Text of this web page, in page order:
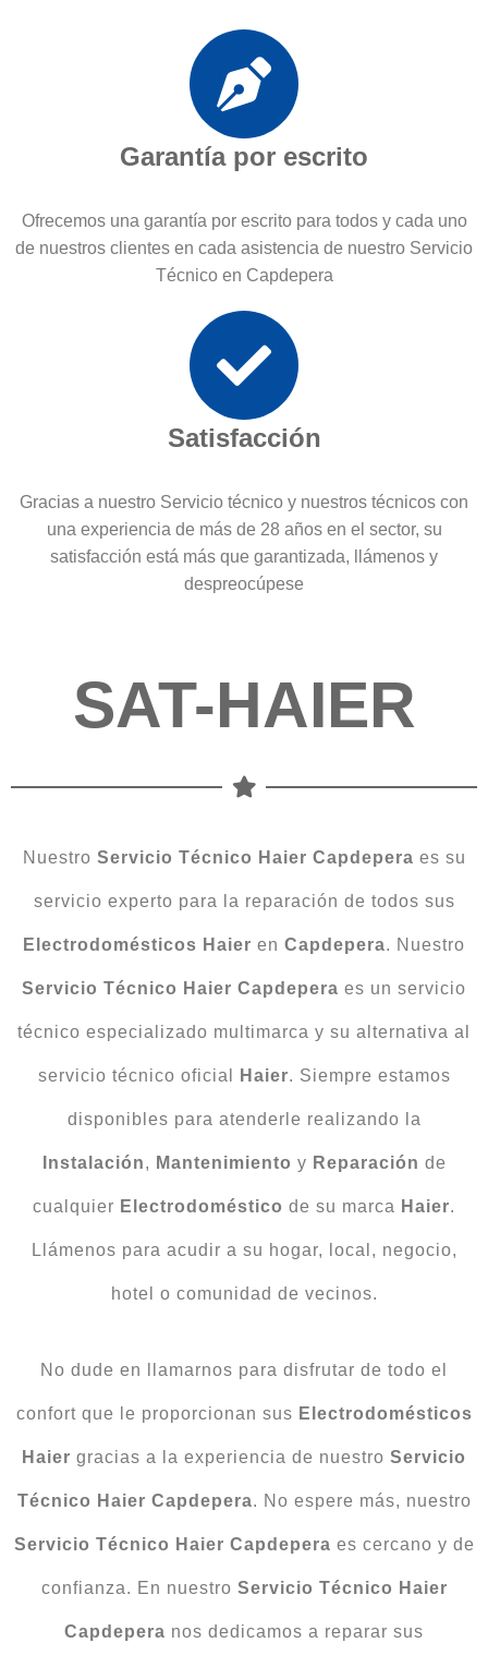
Garantía por escrito
Ofrecemos una garantía por escrito para todos y cada uno
de nuestros clientes en cada asistencia de nuestro Servicio
Técnico en Capdepera
Satisfacción
Gracias a nuestro Servicio técnico y nuestros técnicos con
una experiencia de más de 28 años en el sector, su
satisfacción está más que garantizada, llámenos y
despreocúpese
SAT-HAIER
Nuestro Servicio Técnico Haier Capdepera es su
servicio experto para la reparación de todos sus
Electrodomésticos Haier en Capdepera. Nuestro
Servicio Técnico Haier Capdepera es un servicio
técnico especializado multimarca y su alternativa al
servicio técnico oficial Haier. Siempre estamos
disponibles para atenderle realizando la
Instalación, Mantenimiento y Reparación de
cualquier Electrodoméstico de su marca Haier.
Llámenos para acudir a su hogar, local, negocio,
hotel o comunidad de vecinos.
No dude en llamarnos para disfrutar de todo el
confort que le proporcionan sus Electrodomésticos
Haier gracias a la experiencia de nuestro Servicio
Técnico Haier Capdepera. No espere más, nuestro
Servicio Técnico Haier Capdepera es cercano y de
confianza. En nuestro Servicio Técnico Haier
Capdepera nos dedicamos a reparar sus